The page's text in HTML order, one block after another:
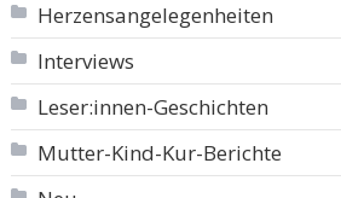
Herzensangelegenheiten
Interviews
Leser:innen-Geschichten
Mutter-Kind-Kur-Berichte